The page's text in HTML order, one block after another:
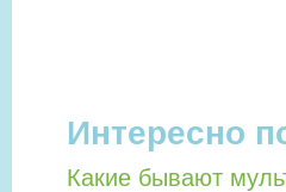
Интересно
Какие бывают